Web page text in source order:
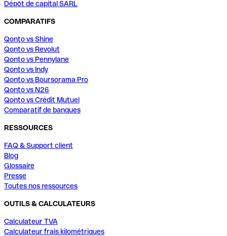
Dépôt de capital SARL
COMPARATIFS
Qonto vs Shine
Qonto vs Revolut
Qonto vs Pennylane
Qonto vs Indy
Qonto vs Boursorama Pro
Qonto vs N26
Qonto vs Crédit Mutuel
Comparatif de banques
RESSOURCES
FAQ & Support client
Blog
Glossaire
Presse
Toutes nos ressources
OUTILS & CALCULATEURS
Calculateur TVA
Calculateur frais kilométriques